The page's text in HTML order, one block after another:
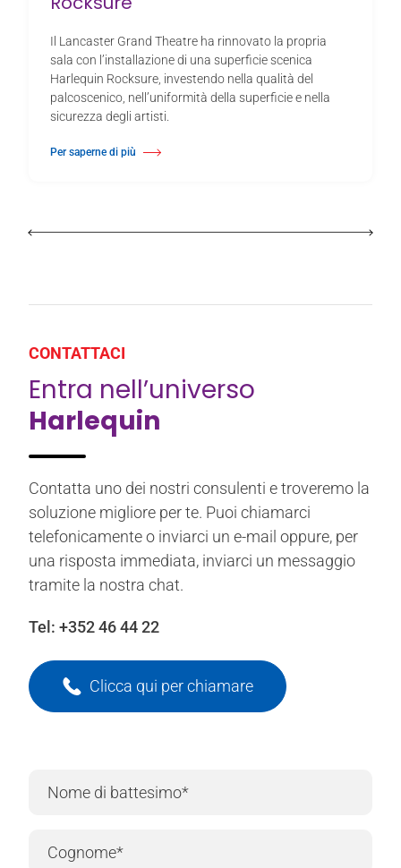
Il Lancaster Grand Theatre ha rinnovato la propria
sala con l’installazione di una superficie scenica
Harlequin Rocksure, investendo nella qualità del
palcoscenico, nell’uniformità della superficie e nella
sicurezza degli artisti.
Per saperne di più
Di Il Lancaster Grand Theatre rinnova la superficie del palcoscenico con
CONTATTACI
Entra nell’universo
Harlequin
Contatta uno dei nostri consulenti e troveremo la
soluzione migliore per te. Puoi chiamarci
telefonicamente o inviarci un e-mail oppure, per
una risposta immediata, inviarci un messaggio
tramite la nostra chat.
Tel: +352 46 44 22
Clicca qui per chiamare